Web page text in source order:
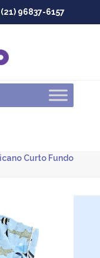
96837-6157
Curto Fundo